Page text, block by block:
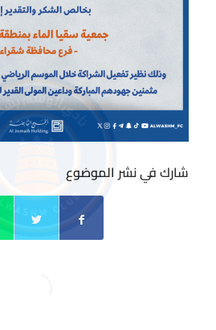
شارك في نشر الموضوع